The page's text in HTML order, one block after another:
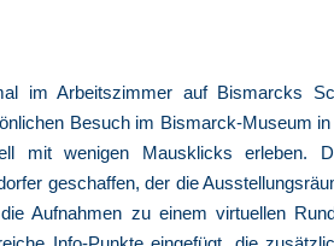
im Arbeitszimmer auf Bismarcks
Besuch im Bismarck-Museum
mit wenigen Mausklicks erleben.
geschaffen, der die
Aufnahmen zu einem virtuellen